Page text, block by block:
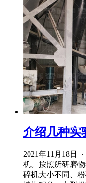
介绍几种实
2021年11月18日
机。按照所研磨
碎机大小不同、